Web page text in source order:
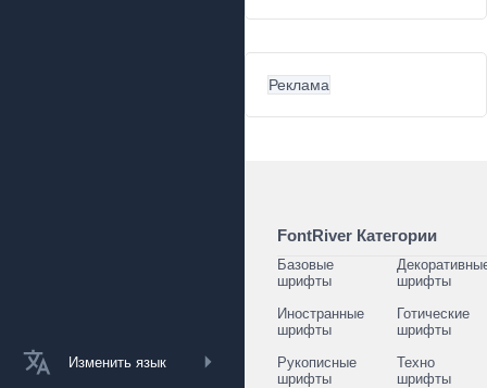
Изменить язык
Реклама
FontRiver Категории
Базовые
шрифты
шрифты
Иностранные
шрифты
Готические
шрифты
Рукописные
шрифты
Техно
шрифты